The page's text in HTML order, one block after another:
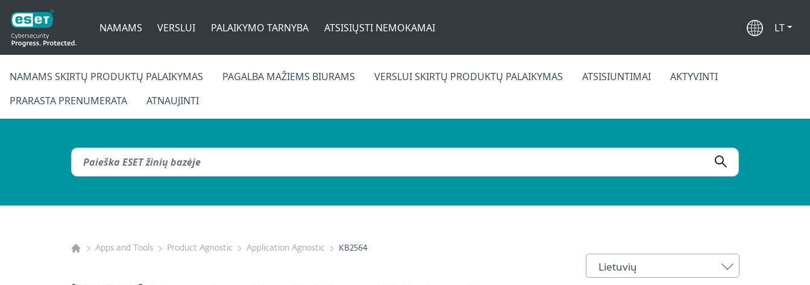
NAMAMS VERSLUI PALAIKYMO TARNYBA ATSISIŲSTI NEMOKAMAI LT
NAMAMS SKIRTŲ PRODUKTŲ PALAIKYMAS PAGALBA MAŽIEMS BIURAMS VERSLUI SKIRTŲ PRODUKTŲ PALAIKYMAS ATSISIUNTIMAI
AKTYVINTI
PRARASTA PRENUMERATA
ATNAUJINTI
Apps and Tools Product Agnostic Application Agnostic KB2564
Lietuvių